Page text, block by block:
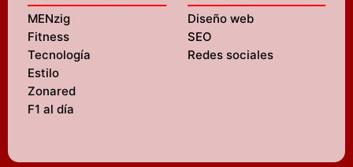
MENzig
Fitness
Tecnología
Estilo
Zonared
F1 al día
Diseño web
SEO
Redes sociales